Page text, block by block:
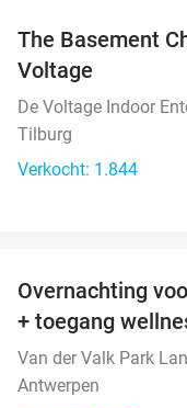
The Basement
Voltage
De Voltage Indoor
Tilburg
Verkocht: 1.844
Overnachting
+ toegang
Van der Valk Park
Antwerpen